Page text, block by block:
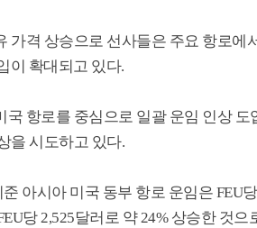
가격 상승으로 선사들은 주요 항로에
이 확대되고 있다.
항로를 중심으로 일괄 운임 인상 도
을 시도하고 있다.
아시아 미국 동부 항로 운임은 FEU
당 2,525달러로 약 24% 상승한 것으